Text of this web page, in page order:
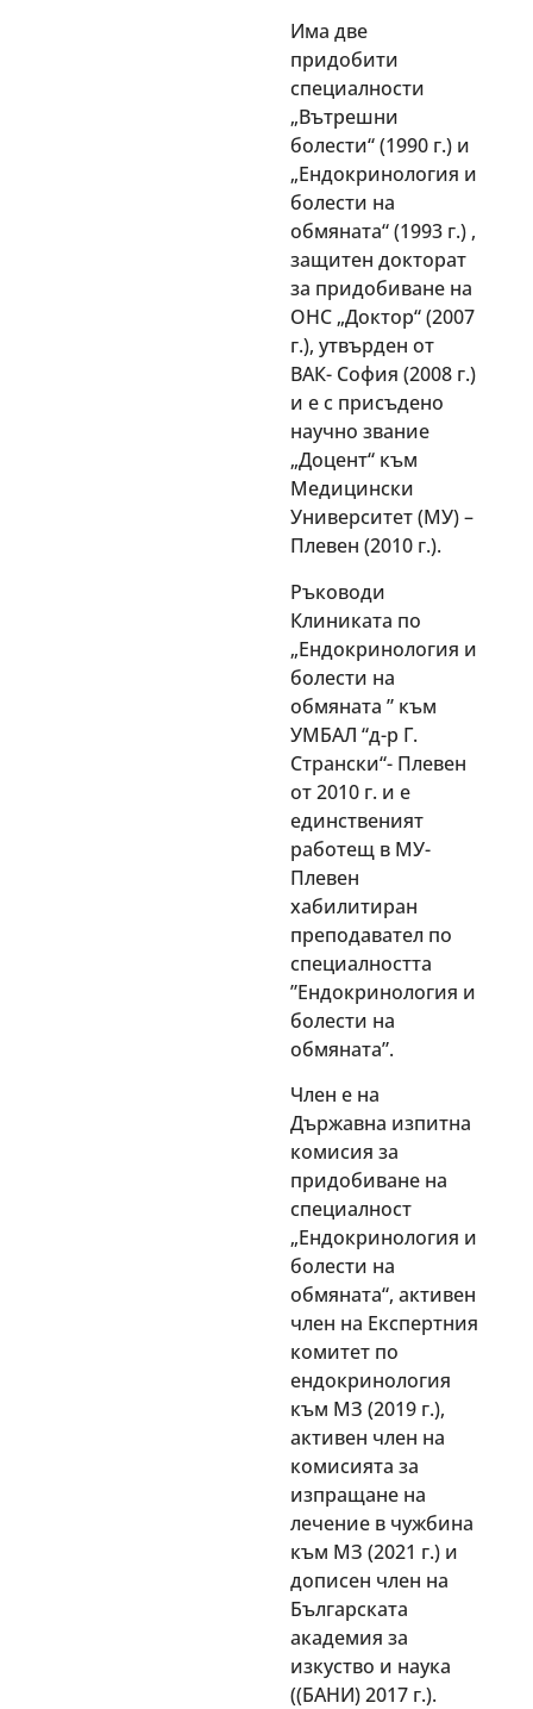
Има две
придобити
специалности
„Вътрешни
болести“ (1990 г.) и
„Ендокринология и
болести на
обмяната“ (1993 г.) ,
защитен докторат
за придобиване на
ОНС „Доктор“ (2007
г.), утвърден от
ВАК- София (2008 г.)
и е с присъдено
научно звание
„Доцент“ към
Медицински
Университет (МУ) –
Плевен (2010 г.).
Ръководи
Клиниката по
„Ендокринология и
болести на
обмяната ” към
УМБАЛ “д-р Г.
Странски“- Плевен
от 2010 г. и е
единственият
работещ в МУ-
Плевен
хабилитиран
преподавател по
специалността
”Ендокринология и
болести на
обмяната”.
Член е на
Държавна изпитна
комисия за
придобиване на
специалност
„Ендокринология и
болести на
обмяната“, активен
член на Експертния
комитет по
ендокринология
към МЗ (2019 г.),
активен член на
комисията за
изпращане на
лечение в чужбина
към МЗ (2021 г.) и
дописен член на
Българската
академия за
изкуство и наука
((БАНИ) 2017 г.).